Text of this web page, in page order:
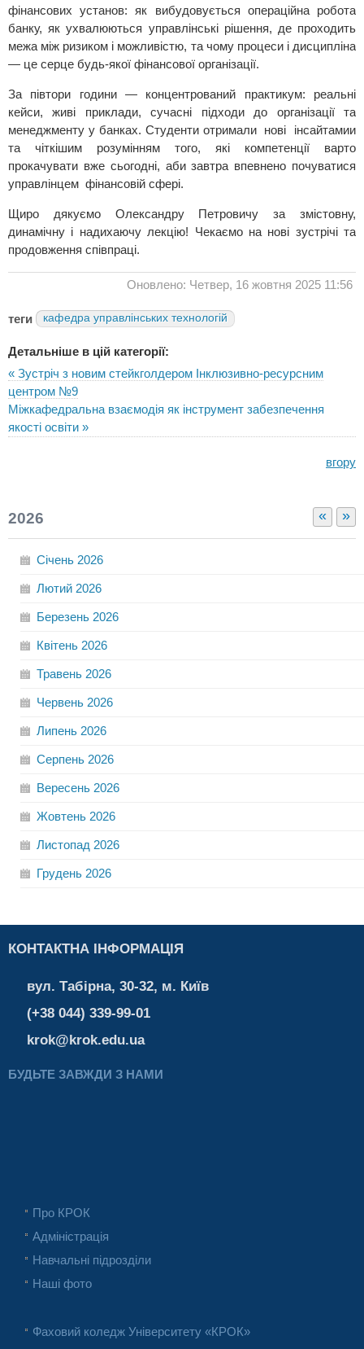
фінансових установ: як вибудовується операційна робота
банку, як ухвалюються управлінські рішення, де проходить
межа між ризиком і можливістю, та чому процеси і дисципліна
— це серце будь-якої фінансової організації.
За півтори години — концентрований практикум: реальні
кейси, живі приклади, сучасні підходи до організації та
менеджменту у банках. Студенти отримали нові інсайтамии
та чіткішим розумінням того, які компетенції варто
прокачувати вже сьогодні, аби завтра впевнено почуватися
управлінцем фінансовій сфері.
Щиро дякуємо Олександру Петровичу за змістовну,
динамічну і надихаючу лекцію! Чекаємо на нові зустрічі та
продовження співпраці.
Оновлено: Четвер, 16 жовтня 2025 11:56
теги кафедра управлінських технологій
Детальніше в цій категорії:
« Зустріч з новим стейкголдером Інклюзивно-ресурсним
центром №9
Міжкафедральна взаємодія як інструмент забезпечення
якості освіти »
вгору
« »
2026
Січень 2026
Лютий 2026
Березень 2026
Квітень 2026
Травень 2026
Червень 2026
Липень 2026
Серпень 2026
Вересень 2026
Жовтень 2026
Листопад 2026
Грудень 2026
КОНТАКТНА ІНФОРМАЦІЯ
вул. Табірна, 30-32, м. Київ
(+38 044) 339-99-01
krok@krok.edu.ua
БУДЬТЕ ЗАВЖДИ З НАМИ
Про КРОК
Адміністрація
Навчальні підрозділи
Наші фото
Фаховий коледж Університету «КРОК»